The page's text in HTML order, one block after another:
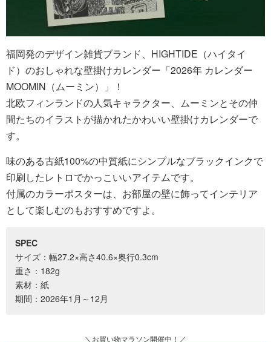
福岡発のデザイン雑貨ブランド、HIGHTIDE（ハイタイ
ド）のおしゃれな壁掛けカレンダー「2026年 カレンダー
MOOMIN（ムーミン）」！
北欧フィンランドの人気キャラクター、ムーミンとその仲
間たちのイラストが描かれたかわいい壁掛けカレンダーで
す。
味のある古紙100%の中質紙にシンプルなブラックインクで
印刷したレトロでかっこいいアイテムです。
付属のカラーポスターは、お部屋の壁に飾ってインテリア
として楽しむのもおすすめですよ。
SPEC
サイズ：幅27.2×高さ40.6×奥行0.3cm
重さ：182g
素材：紙
期間：2026年1月～12月